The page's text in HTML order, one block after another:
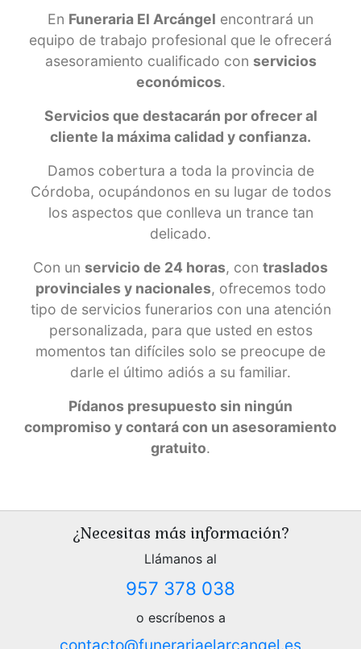
En Funeraria El Arcángel encontrará un
equipo de trabajo profesional que le ofrecerá
asesoramiento cualificado con servicios
económicos.
Servicios que destacarán por ofrecer al
cliente la máxima calidad y confianza.
Damos cobertura a toda la provincia de
Córdoba, ocupándonos en su lugar de todos
los aspectos que conlleva un trance tan
delicado.
Con un servicio de 24 horas, con traslados
provinciales y nacionales, ofrecemos todo
tipo de servicios funerarios con una atención
personalizada, para que usted en estos
momentos tan difíciles solo se preocupe de
darle el último adiós a su familiar.
Pídanos presupuesto sin ningún
compromiso y contará con un asesoramiento
gratuito.
¿Necesitas más información?
Llámanos al
957 378 038
o escríbenos a
contacto@funerariaelarcangel.es